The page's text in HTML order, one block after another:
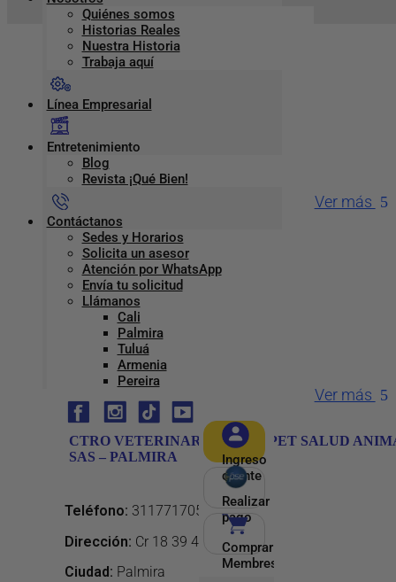
Quiénes somos
Historias Reales
Nuestra Historia
Trabaja aquí
Línea Empresarial
Entretenimiento
Blog
Revista ¡Qué Bien!
Contáctanos
Sedes y Horarios
Solicita un asesor
Atención por WhatsApp
Envía tu solicitud
Llámanos
Cali
Palmira
Tuluá
Armenia
Pereira
Ingreso
cliente
Realizar
pago
Comprar
Membresía
Inicio>Palmira
MUNDO VIAJERO.COM – PALMIRA
Teléfono:3170537575
Dirección:Cr 26 46-68
Ciudad: Palmira
Ver más
VETERINARIA DISNEY – PALMIRA
Teléfono:2549538
Dirección: Cl 19 27 62
Ciudad:
Palmira
Ver más
CTRO VETERINARIO VITAL PET SALUD
SAS – PALMIRA
Teléfono: 3117717054
Dirección: Cr 18 39 44
Ciudad: Palmira